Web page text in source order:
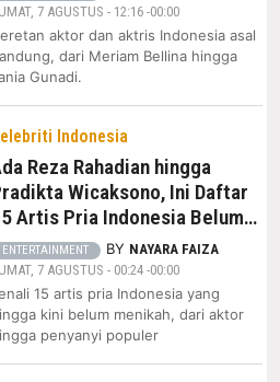
7 AGUSTUS - 12:16 -00:00
aktor dan aktris Indonesia asal
dari Meriam Bellina hingga
Gunadi.
Indonesia
Reza Rahadian hingga
Wicaksono, Ini Daftar
Artis Pria Indonesia Belum
ENTERTAINMENT BY NAYARA FAIZA
7 AGUSTUS - 00:24 -00:00
15 artis pria Indonesia yang
kini belum menikah, dari aktor
penyanyi populer